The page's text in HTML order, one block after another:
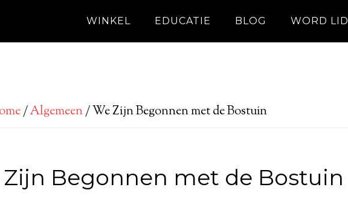
WINKEL EDUCATIE BLOG WORD LID
/Algemeen/We Zijn Begonnen met de Bostuin
Zijn Begonnen met de Bostuin